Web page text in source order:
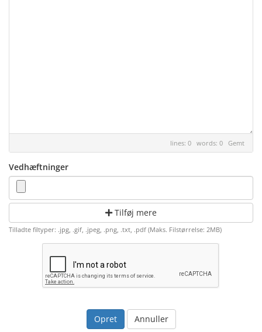
lines: 0 words: 0 Gemt
Vedhæftninger
Tilføj mere
Tilladte filtyper: .jpg, .gif, .jpeg, .png, .txt, .pdf (Maks. Filstørrelse: 2MB)
Annuller